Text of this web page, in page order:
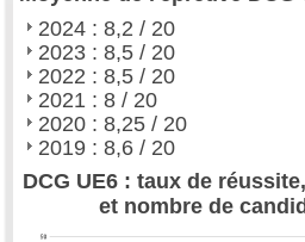
2024 : 8,2 / 20
2023 : 8,5 / 20
2022 : 8,5 / 20
2021 : 8 / 20
2020 : 8,25 / 20
2019 : 8,6 / 20
DCG UE6 : taux de
et nombre de